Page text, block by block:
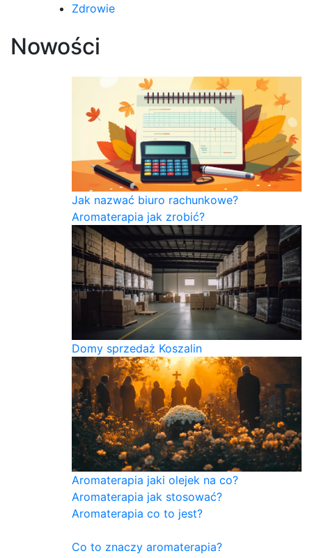
Zdrowie
Nowości
Jak nazwać biuro rachunkowe?
Aromaterapia jak zrobić?
Domy sprzedaż Koszalin
Aromaterapia jaki olejek na co?
Aromaterapia jak stosować?
Aromaterapia co to jest?
Co to znaczy aromaterapia?